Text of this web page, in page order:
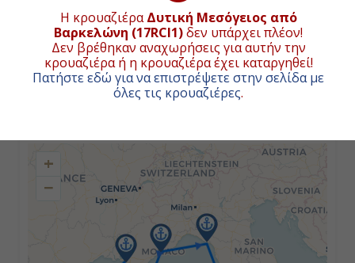
Η κρουαζιέραΔυτική Μεσόγειος από
Βαρκελώνη (17RCI1)δεν υπάρχει πλέον!
Δεν βρέθηκαν αναχωρήσεις για αυτήν την
κρουαζιέρα ή η κρουαζιέρα έχει καταργηθεί!
Πατήστε εδώ για να επιστρέψετε στην σελίδα με
όλες τις κρουαζιέρες.
18:00
Ημέρα 3η
Βιλφράνς, Γαλλία
Ημέρα 4η
Λα Σπέτσια (Φλωρεντία-Πίζα),
ΧΑΡΤΗΣ ΚΡΟΥΑΖΙΕΡΑΣ
+
−